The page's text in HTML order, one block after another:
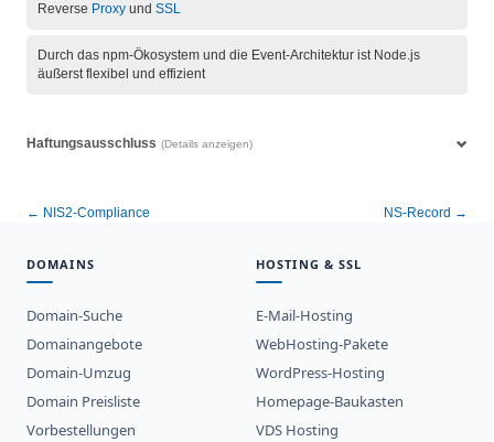
Reverse Proxy und SSL
Durch das npm-Ökosystem und die Event-Architektur ist Node.js
äußerst flexibel und effizient
Haftungsausschluss (Details anzeigen)
← NIS2-Compliance NS-Record →
DOMAINS
Domain-Suche
Domainangebote
Domain-Umzug
Domain Preisliste
Vorbestellungen
HOSTING & SSL
E-Mail-Hosting
WebHosting-Pakete
WordPress-Hosting
Homepage-Baukasten
VDS Hosting